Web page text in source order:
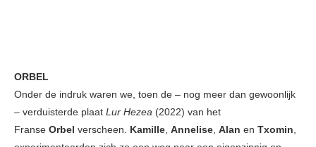
ORBEL
Onder de indruk waren we, toen de – nog meer dan gewoonlijk
– verduisterde plaat Lur Hezea (2022) van het
Franse Orbel verscheen. Kamille, Annelise, Alan en Txomin,